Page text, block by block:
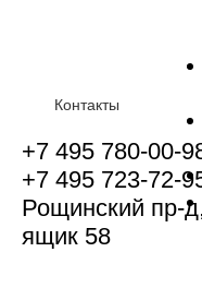
Контакты
+7 495 780-00-
+7 495 723-72-
Рощинский пр-
ящик 58